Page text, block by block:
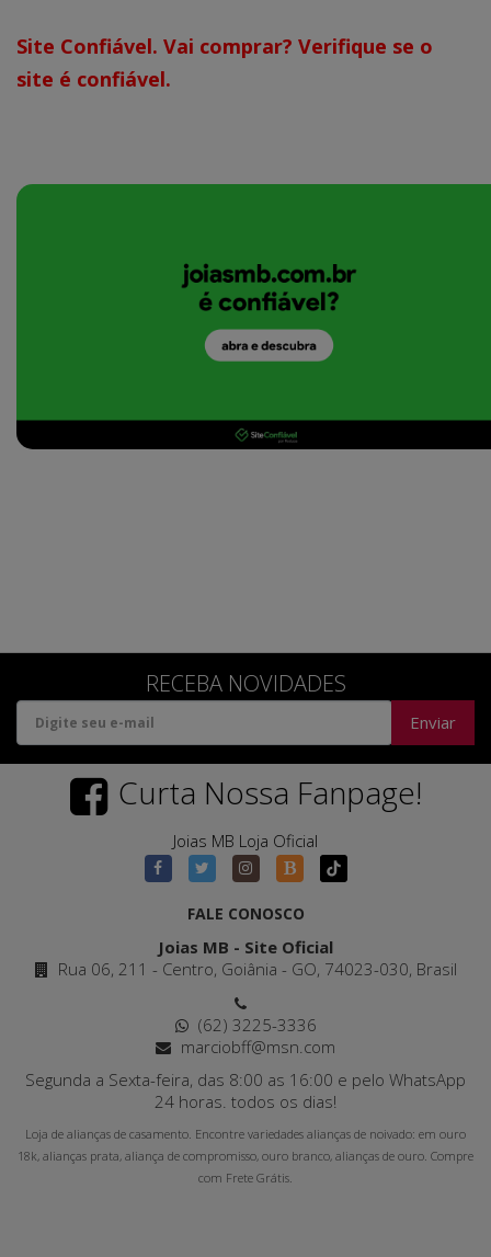
Site Confiável. Vai comprar? Verifique se o
site é confiável.
RECEBA NOVIDADES
Enviar
Curta Nossa Fanpage!
Joias MB Loja Oficial
FALE CONOSCO
Joias MB - Site Oficial
Rua 06, 211 - Centro, Goiânia - GO, 74023-030, Brasil
(62) 3225-3336
marciobff@msn.com
Segunda a Sexta-feira, das 8:00 as 16:00 e pelo WhatsApp
24 horas. todos os dias!
Loja de alianças de casamento. Encontre variedades alianças de noivado: em ouro
18k, alianças prata, aliança de compromisso, ouro branco, alianças de ouro. Compre
com Frete Grátis.